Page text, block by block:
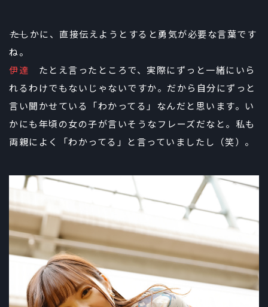
――たしかに、直接伝えようとすると勇気が必要な言葉です
ね。
伊達 たとえ言ったところで、実際にずっと一緒にいら
れるわけでもないじゃないですか。だから自分にずっと
言い聞かせている「わかってる」なんだと思います。い
かにも年頃の女の子が言いそうなフレーズだなと。私も
両親によく「わかってる」と言っていましたし（笑）。